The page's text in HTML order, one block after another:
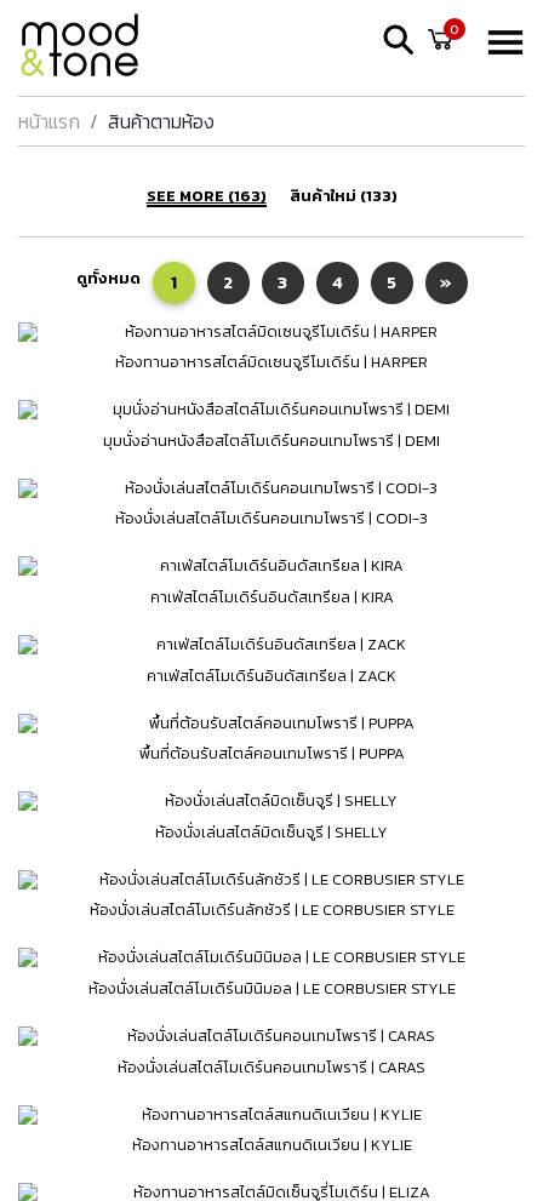
0
หน้าแรก สินค้าตามห้อง
SEE MORE (163) สินค้าใหม่ (133)
ดูทั้งหมด 1 2 3 4 5 »
ห้องทานอาหารสไตล์มิดเซนจูรีโมเดิร์น | HARPER
มุมนั่งอ่านหนังสือสไตล์โมเดิร์นคอนเทมโพรารี | DEMI
ห้องนั่งเล่นสไตล์โมเดิร์นคอนเทมโพรารี | CODI-3
คาเฟ่สไตล์โมเดิร์นอินดัสเทรียล | KIRA
คาเฟ่สไตล์โมเดิร์นอินดัสเทรียล | ZACK
พื้นที่ต้อนรับสไตล์คอนเทมโพรารี | PUPPA
ห้องนั่งเล่นสไตล์มิดเซ็นจูรี | SHELLY
ห้องนั่งเล่นสไตล์โมเดิร์นลักชัวรี | LE CORBUSIER STYLE
ห้องนั่งเล่นสไตล์โมเดิร์นมินิมอล | LE CORBUSIER STYLE
ห้องนั่งเล่นสไตล์โมเดิร์นคอนเทมโพรารี | CARAS
ห้องทานอาหารสไตล์สแกนดิเนเวียน | KYLIE